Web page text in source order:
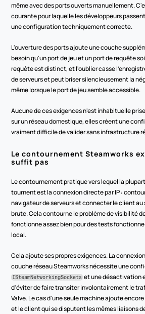
même avec des ports ouverts manuellement.
courante pour laquelle les développeurs
une configuration techniquement correcte.
L'ouverture des ports ajoute une couche
besoin qu'un port de jeu et un port de requête
requête est distinct, et l'oublier casse
de serveurs et peut briser silencieusement la
même lorsque le port de jeu semble accessible.
Aucune de ces exigences n'est inhabituelle
sur un réseau domestique, elles créent une
vraiment difficile de valider sans infrastructure
Le contournement Steamworks
suffit pas
Le contournement pratique vers lequel la
tournent est la connexion directe par IP :
navigateur de serveurs et connecter le client au
brute. Cela contourne le problème de visibilité
fonctionne assez bien pour des tests
local.
Cela ajoute ses propres exigences. La
ISteamNetworkingSockets et une désactivation
d'éviter de faire transiter involontairement le
Valve. Le cas d'une seule machine ajoute
et le client qui se disputent les mêmes liaisons